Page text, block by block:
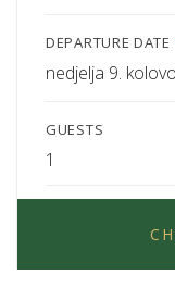
DEPARTURE DATE
nedjelja 9.
GUESTS
1